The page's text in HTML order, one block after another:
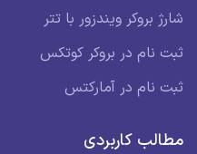
شارژ بروکر ویندزور با تتر
ثبت نام در بروکر کوتکس
ثبت نام در آمارکتس
مطالب کاربردی